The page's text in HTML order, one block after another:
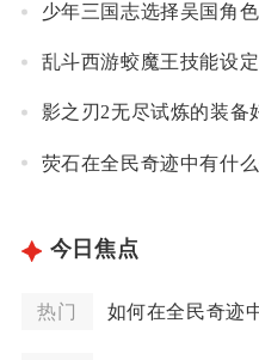
影之刃2无尽试炼的装备
荧石在全民奇迹中有什
今日焦点
热门 如何在全民奇迹